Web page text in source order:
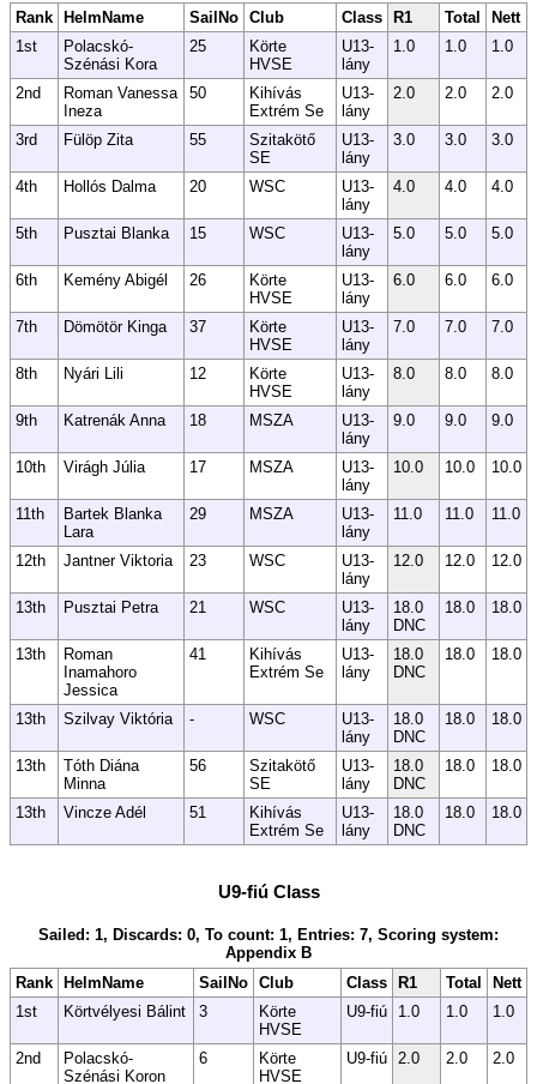
Rank
HelmName SailNo Club Class R1 Total
Nett
1st
Polacskó-
Szénási Kora
25
Körte
HVSE
U13-
lány
1.0 1.0 1.0
2nd
Roman Vanessa
Ineza
50
Kihívás
Extrém Se
U13-
lány
2.0 2.0 2.0
3rd Fülöp Zita 55
Szitakötő
SE
U13-
lány
3.0 3.0 3.0
4th Hollós Dalma 20 WSC
U13-
lány
4.0 4.0 4.0
5th Pusztai Blanka 15 WSC
U13-
lány
5.0 5.0 5.0
6th Kemény Abigél 26
Körte
HVSE
U13-
lány
6.0 6.0 6.0
7th Dömötör Kinga 37
Körte
HVSE
U13-
lány
7.0 7.0 7.0
8th Nyári Lili 12
Körte
HVSE
U13-
lány
8.0 8.0 8.0
9th Katrenák Anna 18 MSZA
U13-
lány
9.0 9.0 9.0
10th Virágh Júlia 17 MSZA
U13-
lány
10.0 10.0 10.0
11th
Bartek Blanka
Lara
29 MSZA
U13-
lány
11.0 11.0 11.0
12th Jantner Viktoria 23 WSC
U13-
lány
12.0 12.0 12.0
13th Pusztai Petra 21 WSC
U13-
lány
18.0
DNC
18.0 18.0
13th
Roman
Inamahoro
Jessica
41
Kihívás
Extrém Se
U13-
lány
18.0
DNC
18.0 18.0
13th Szilvay Viktória - WSC
U13-
lány
18.0
DNC
18.0 18.0
13th
Tóth Diána
Minna
56
Szitakötő
SE
U13-
lány
18.0
DNC
18.0 18.0
13th Vincze Adél 51
Kihívás
Extrém Se
U13-
lány
18.0
DNC
18.0 18.0
U9-fiú Class
Sailed: 1, Discards: 0, To count: 1, Entries: 7, Scoring system:
Appendix B
Rank
HelmName SailNo Club Class R1 Total
Nett
1st
Körtvélyesi Bálint 3
Körte
HVSE
U9-fiú 1.0 1.0 1.0
2nd
Polacskó-
Szénási Koron
6
Körte
HVSE
U9-fiú 2.0 2.0 2.0